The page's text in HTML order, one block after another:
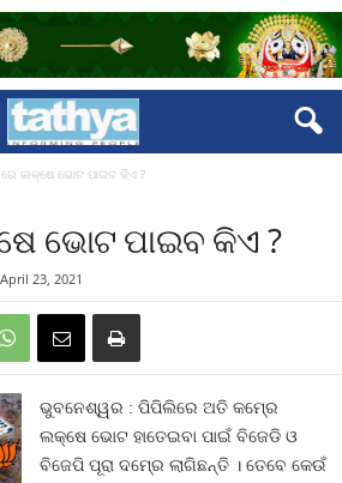
ଲକ୍ଷେ ଭୋଟ ପାଇବ କିଏ ?
ଭୋଟ ପାଇବ କିଏ ?
April 23, 2021
ଭୁବନେଶ୍ୱର : ପିପିଲିରେ ଅତି କମ୍‍ରେ
ଲକ୍ଷେ ଭୋଟ ହାତେଇବା ପାଇଁ ବିଜେଡି ଓ
ବିଜେପି ପୂରା ଦମ୍‍ରେ ଲାଗିଛନ୍ତି । ତେବେ କେଉଁ